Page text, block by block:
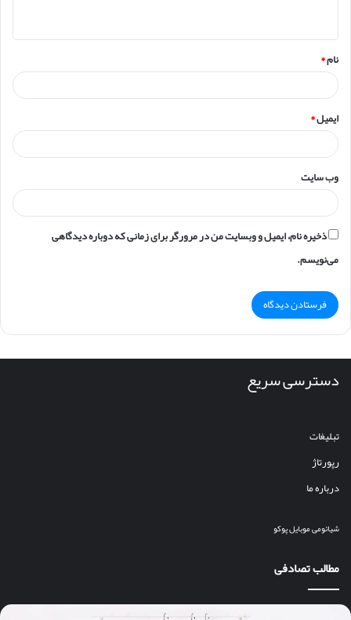
*
نام*
ایمیل*
وب‌ سایت
ذخیره نام، ایمیل و وبسایت من در مرورگر برای زمانی که دوباره دیدگاهی
می‌نویسم.
دسترسی سریع
تبلیغات
رپورتاژ
درباره ما
شیائومیموبایلپوکو
مطالب تصادفی